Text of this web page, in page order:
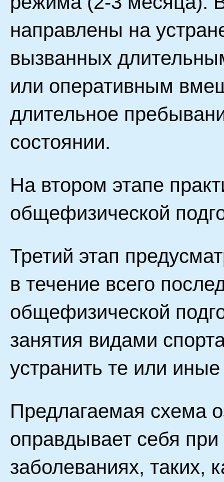
направлены на
вызванных
или оперативным
длительное
состоянии.
На втором этапе
общефизической
Третий этап
в течение всего
общефизической
занятия видами
устранить те или
Предлагаемая схема
оправдывает себя
заболеваниях, таких,